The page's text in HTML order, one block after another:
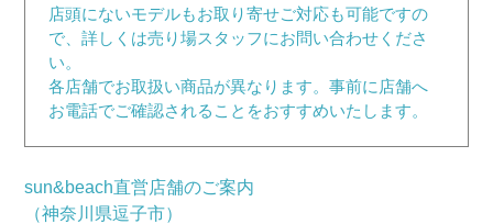
店頭にないモデルもお取り寄せご対応も可能ですの
で、詳しくは売り場スタッフにお問い合わせくださ
い。
各店舗でお取扱い商品が異なります。事前に店舗へ
お電話でご確認されることをおすすめいたします。
sun&beach直営店舗のご案内
（神奈川県逗子市）